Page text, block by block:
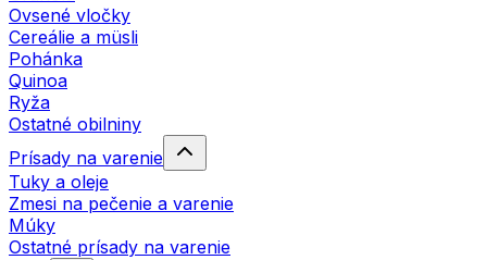
Ovsené vločky
Cereálie a müsli
Pohánka
Quinoa
Ryža
Ostatné obilniny
Prísady na varenie
Tuky a oleje
Zmesi na pečenie a varenie
Múky
Ostatné prísady na varenie